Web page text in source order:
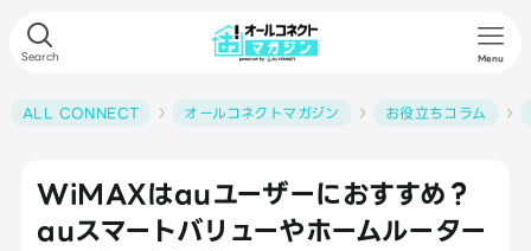
Search Menu
ALL CONNECT オールコネクトマガジン お役立ちコラム
WiMAXはauユーザーにおすすめ？
auスマートバリューやホームルーター